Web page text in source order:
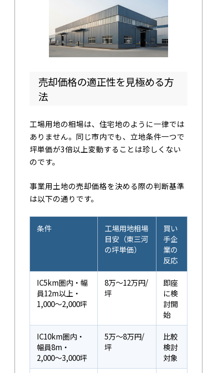
売却価格の適正性を見極める方
法
工場用地の相場は、住宅地のように一律では
ありません。同じ市内でも、立地条件一つで
坪単価が3倍以上変動することは珍しくない
のです。
事業用土地の売却価格を決める際の判断基準
は以下の通りです。
条件
工場用地相場
目安（東三河
の坪単価）
買い
手企
業の
反応
IC5km圏内・幅
員12m以上・
1,000〜2,000坪
8万〜12万円/
坪
即座
に検
討開
始
IC10km圏内・
幅員8m・
2,000〜3,000坪
5万〜8万円/
坪
比較
検討
対象